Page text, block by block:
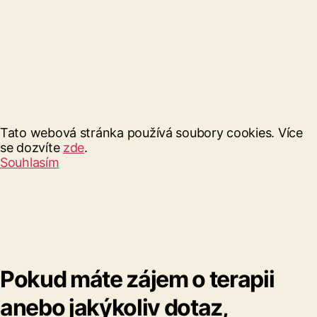
Tato webová stránka používá soubory cookies. Více
se dozvíte zde.
Souhlasím
Pokud máte zájem o terapii
anebo jakýkoliv dotaz,